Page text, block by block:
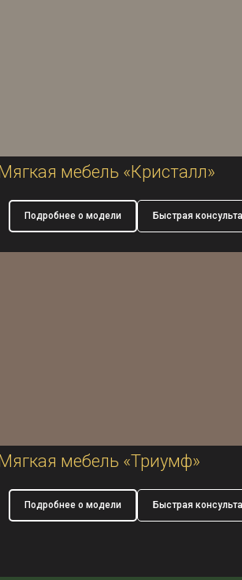
Мягкая мебель «Кристалл»
Подробнее о модели Быстрая
мебель «Триумф»
Подробнее о модели Быстрая